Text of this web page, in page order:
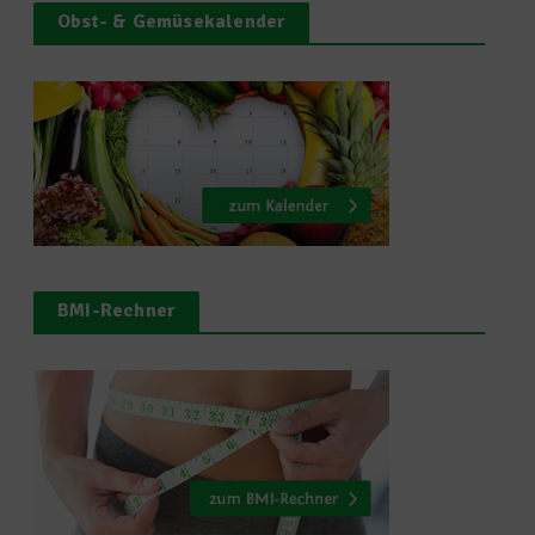
Obst- & Gemüsekalender
BMI-Rechner